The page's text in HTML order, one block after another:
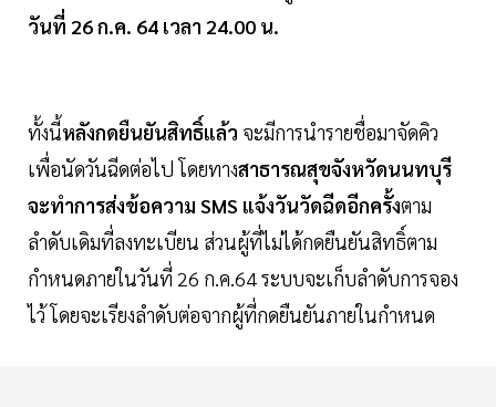
วันที่ 26 ก.ค. 64 เวลา 24.00 น.
ทั้งนี้หลังกดยืนยันสิทธิ์แล้ว จะมีการนำรายชื่อมาจัดคิว
เพื่อนัดวันฉีดต่อไป โดยทางสาธารณสุขจังหวัดนนทบุรี
จะทำการส่งข้อความ SMS แจ้งวันวัดฉีดอีกครั้งตาม
ลำดับเดิมที่ลงทะเบียน ส่วนผู้ที่ไม่ได้กดยืนยันสิทธิ์ตาม
กำหนดภายในวันที่ 26 ก.ค.64 ระบบจะเก็บลำดับการจอง
ไว้ โดยจะเรียงลำดับต่อจากผู้ที่กดยืนยันภายในกำหนด